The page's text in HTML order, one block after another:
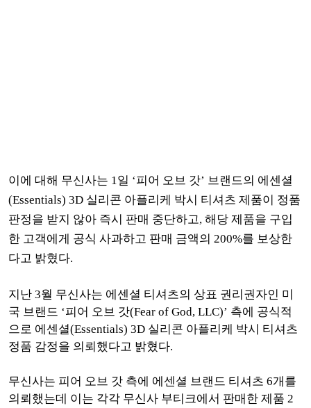
이에 대해 무신사는 1일 ‘피어 오브 갓’ 브랜드의 에센셜
(Essentials) 3D 실리콘 아플리케 박시 티셔츠 제품이 정품
판정을 받지 않아 즉시 판매 중단하고, 해당 제품을 구입
한 고객에게 공식 사과하고 판매 금액의 200%를 보상한
다고 밝혔다.
지난 3월 무신사는 에센셜 티셔츠의 상표 권리권자인 미
국 브랜드 ‘피어 오브 갓(Fear of God, LLC)’ 측에 공식적
으로 에센셜(Essentials) 3D 실리콘 아플리케 박시 티셔츠
정품 감정을 의뢰했다고 밝혔다.
무신사는 피어 오브 갓 측에 에센셜 브랜드 티셔츠 6개를
의뢰했는데 이는 각각 무신사 부티크에서 판매한 제품 2